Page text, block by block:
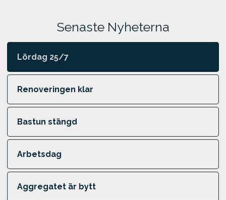
Senaste Nyheterna
Lördag 25/7
Renoveringen klar
Bastun stängd
Arbetsdag
Aggregatet är bytt